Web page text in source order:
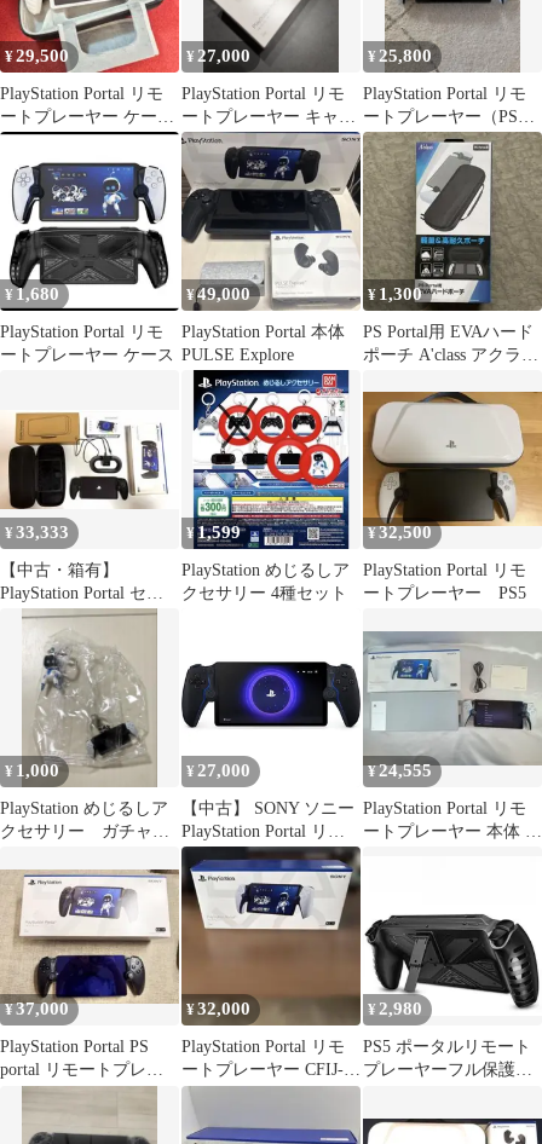
¥29,500
PlayStation Portal リモ
ートプレーヤー ケース
カバー付き
¥ 27,000
PlayStation Portal リモ
ートプレーヤー キャリ
ングケース付
¥ 25,800
PlayStation Portal リモ
ートプレーヤー（PS5
用）
¥ 1,680
PlayStation Portal リモ
ートプレーヤー ケース
¥49,000
PlayStation Portal 本体
PULSE Explore
¥ 1,300
PS Portal用 EVAハード
ポーチ A'class アクラス
¥33,333
【中古・箱有】
PlayStation Portal セッ
ト品
¥1,599
PlayStation めじるしア
クセサリー 4種セット
¥32,500
PlayStation Portal リモ
ートプレーヤー PS5
¥ 1,000
PlayStation めじるしア
クセサリー ガチャ 2
¥ 27,000
【中古】 SONY ソニー
PlayStation Portal リモ
ートプレーヤー ミッド
ナイト ブラック PSP プ
レイステーション ポー
タル
¥24,555
PlayStation Portal リモ
ートプレーヤー 本体 ホ
¥37,000
PlayStation Portal PS
portal リモートプレー
ヤー
¥32,000
PlayStation Portal リモ
ートプレーヤー CFIJ-
18000
¥ 2,980
PS5 ポータルリモート
プレーヤーフル保護カ
付き 黒